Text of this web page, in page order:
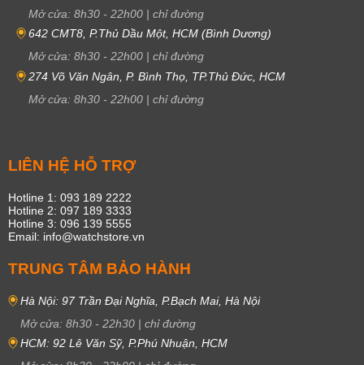
Mở cửa: 8h30 - 22h00 | chỉ đường
642 CMT8, P.Thủ Dầu Một, HCM (Bình Dương)
Mở cửa: 8h30 - 22h00 | chỉ đường
274 Võ Văn Ngân, P. Bình Thọ, TP.Thủ Đức, HCM
Mở cửa: 8h30 - 22h00 | chỉ đường
LIÊN HỆ HỖ TRỢ
Hotline 1: 093 189 2222
Hotline 2: 097 189 3333
Hotline 3: 096 139 5555
Email: info@watchstore.vn
TRUNG TÂM BẢO HÀNH
Hà Nội: 97 Trần Đại Nghĩa, P.Bạch Mai, Hà Nội
Mở cửa: 8h30 - 22h30 | chỉ đường
HCM: 92 Lê Văn Sỹ, P.Phú Nhuận, HCM